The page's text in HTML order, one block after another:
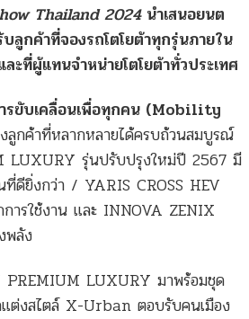
Thailand 2024นำเสนอยนต
ลูกค้าที่จองรถโตโยต้าทุกรุ่นภายใน
ที่ผู้แทนจำหน่ายโตโยต้าทั่วประเทศ
รขับเคลื่อนเพื่อทุกคน (Mobility
ลูกค้าที่หลากหลายได้ครบถ้วนสมบูรณ์
LUXURY รุ่นปรับปรุงใหม่ปี 2567 มี
ดียิ่งกว่า / YARIS CROSS HEV
รใช้งาน และ INNOVA ZENIX
พลัง
LUXURY มาพร้อมชุด
ต่งสไตล์ X-Urban ตอบรับคนเมือง